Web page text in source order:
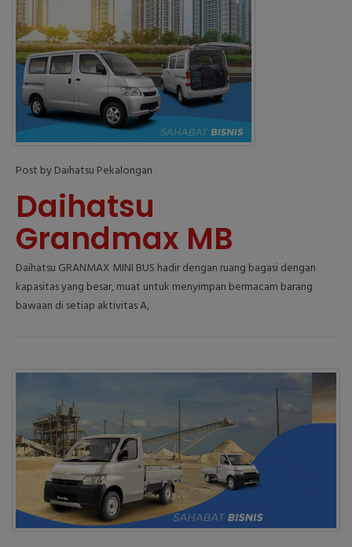
Post by Daihatsu Pekalongan
Daihatsu
Grandmax MB
Daihatsu GRANMAX MINI BUS hadir dengan ruang bagasi dengan
kapasitas yang besar, muat untuk menyimpan bermacam barang
bawaan di setiap aktivitas A,